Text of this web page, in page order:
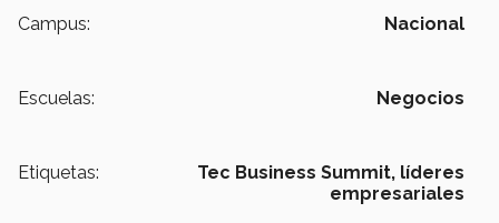
Campus: Nacional
Escuelas: Negocios
Etiquetas: Tec Business Summit, líderes
empresariales